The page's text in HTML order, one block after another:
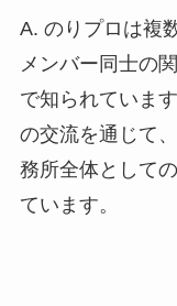
A. のりプロは複
メンバー同士の
で知られていま
の交流を通じて
務所全体として
ています。